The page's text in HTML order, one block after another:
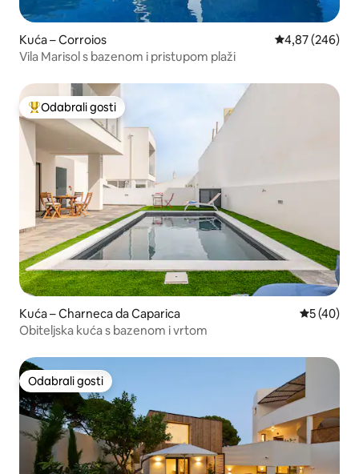
Kuća – Corroios Prosječna
4,87 (246)
Vila Marisol s bazenom i pristupom plaži
Među najviše rangiranima s oznakom „Odabrali gosti”
Odabrali gosti
Kuća – Charneca da Caparica Prosječna
5 (40)
Obiteljska kuća s bazenom i vrtom
Odabrali gosti
Odabrali gosti